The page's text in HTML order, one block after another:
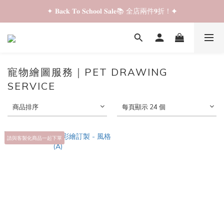
✦ 𝐁𝐚𝐜𝐤 𝐓𝐨 𝐒𝐜𝐡𝐨𝐨𝐥 𝐒𝐚𝐥𝐞📚 全店兩件𝟗折！✦
✦ 𝐁𝐚𝐜𝐤 𝐓𝐨 𝐒𝐜𝐡𝐨𝐨𝐥 𝐒𝐚𝐥𝐞📚 全店兩件𝟗折！✦
✦ 全店購物滿 𝐇𝐊𝐃𝟑𝟓𝟎 即享順豐站/智能櫃免運費！✦
寵物繪圖服務｜PET DRAWING
SERVICE
商品排序 每頁顯示 24 個
請與客製化商品一起下單